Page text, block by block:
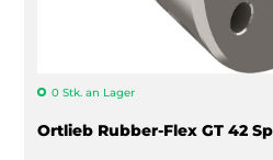
0 Stk. an Lager
Ortlieb Rubber-Flex GT 42